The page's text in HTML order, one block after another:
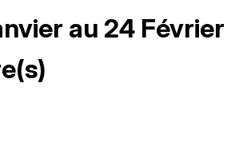
au 24 Février